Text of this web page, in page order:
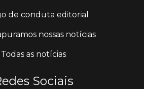
de conduta editorial
nossas notícias
Todas as notícias
Sociais